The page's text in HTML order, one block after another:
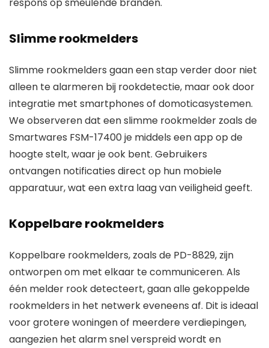
Slimme rookmelders
Slimme rookmelders gaan een stap verder door niet
alleen te alarmeren bij rookdetectie, maar ook door
integratie met smartphones of domoticasystemen.
We observeren dat een slimme rookmelder zoals de
Smartwares FSM-17400 je middels een app op de
hoogte stelt, waar je ook bent. Gebruikers
ontvangen notificaties direct op hun mobiele
apparatuur, wat een extra laag van veiligheid geeft.
Koppelbare rookmelders
Koppelbare rookmelders, zoals de PD-8829, zijn
ontworpen om met elkaar te communiceren. Als
één melder rook detecteert, gaan alle gekoppelde
rookmelders in het netwerk eveneens af. Dit is ideaal
voor grotere woningen of meerdere verdiepingen,
aangezien het alarm snel verspreid wordt en